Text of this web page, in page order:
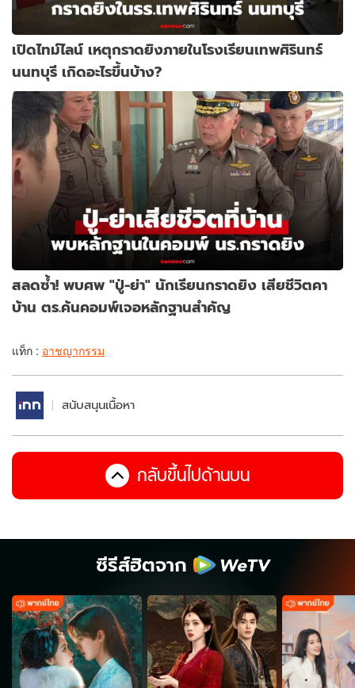
เปิดไทม์ไลน์ เหตุกราดยิงภายในโรงเรียนเทพศิรินทร์
นนทบุรี เกิดอะไรขึ้นบ้าง?
สลดซ้ำ! พบศพ "ปู่-ย่า" นักเรียนกราดยิง เสียชีวิตคา
บ้าน ตร.ค้นคอมพ์เจอหลักฐานสำคัญ
แท็ก : อาชญากรรม
สนับสนุนเนื้อหา
กลับขึ้นไปด้านบน
ซีรีส์ฮิตจาก